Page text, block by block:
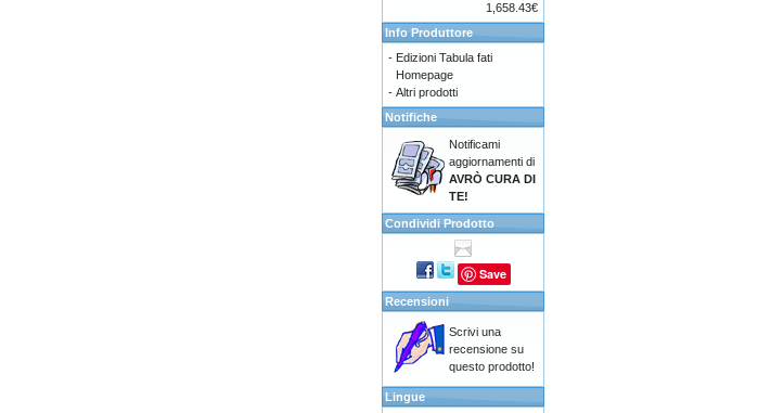
1,658.43€
Info Produttore
- Edizioni Tabula fati
Homepage
- Altri prodotti
Notifiche
Notificami
aggiornamenti di
AVRÒ CURA DI
TE!
Condividi Prodotto
Save
Recensioni
Scrivi una
recensione su
questo prodotto!
Lingue